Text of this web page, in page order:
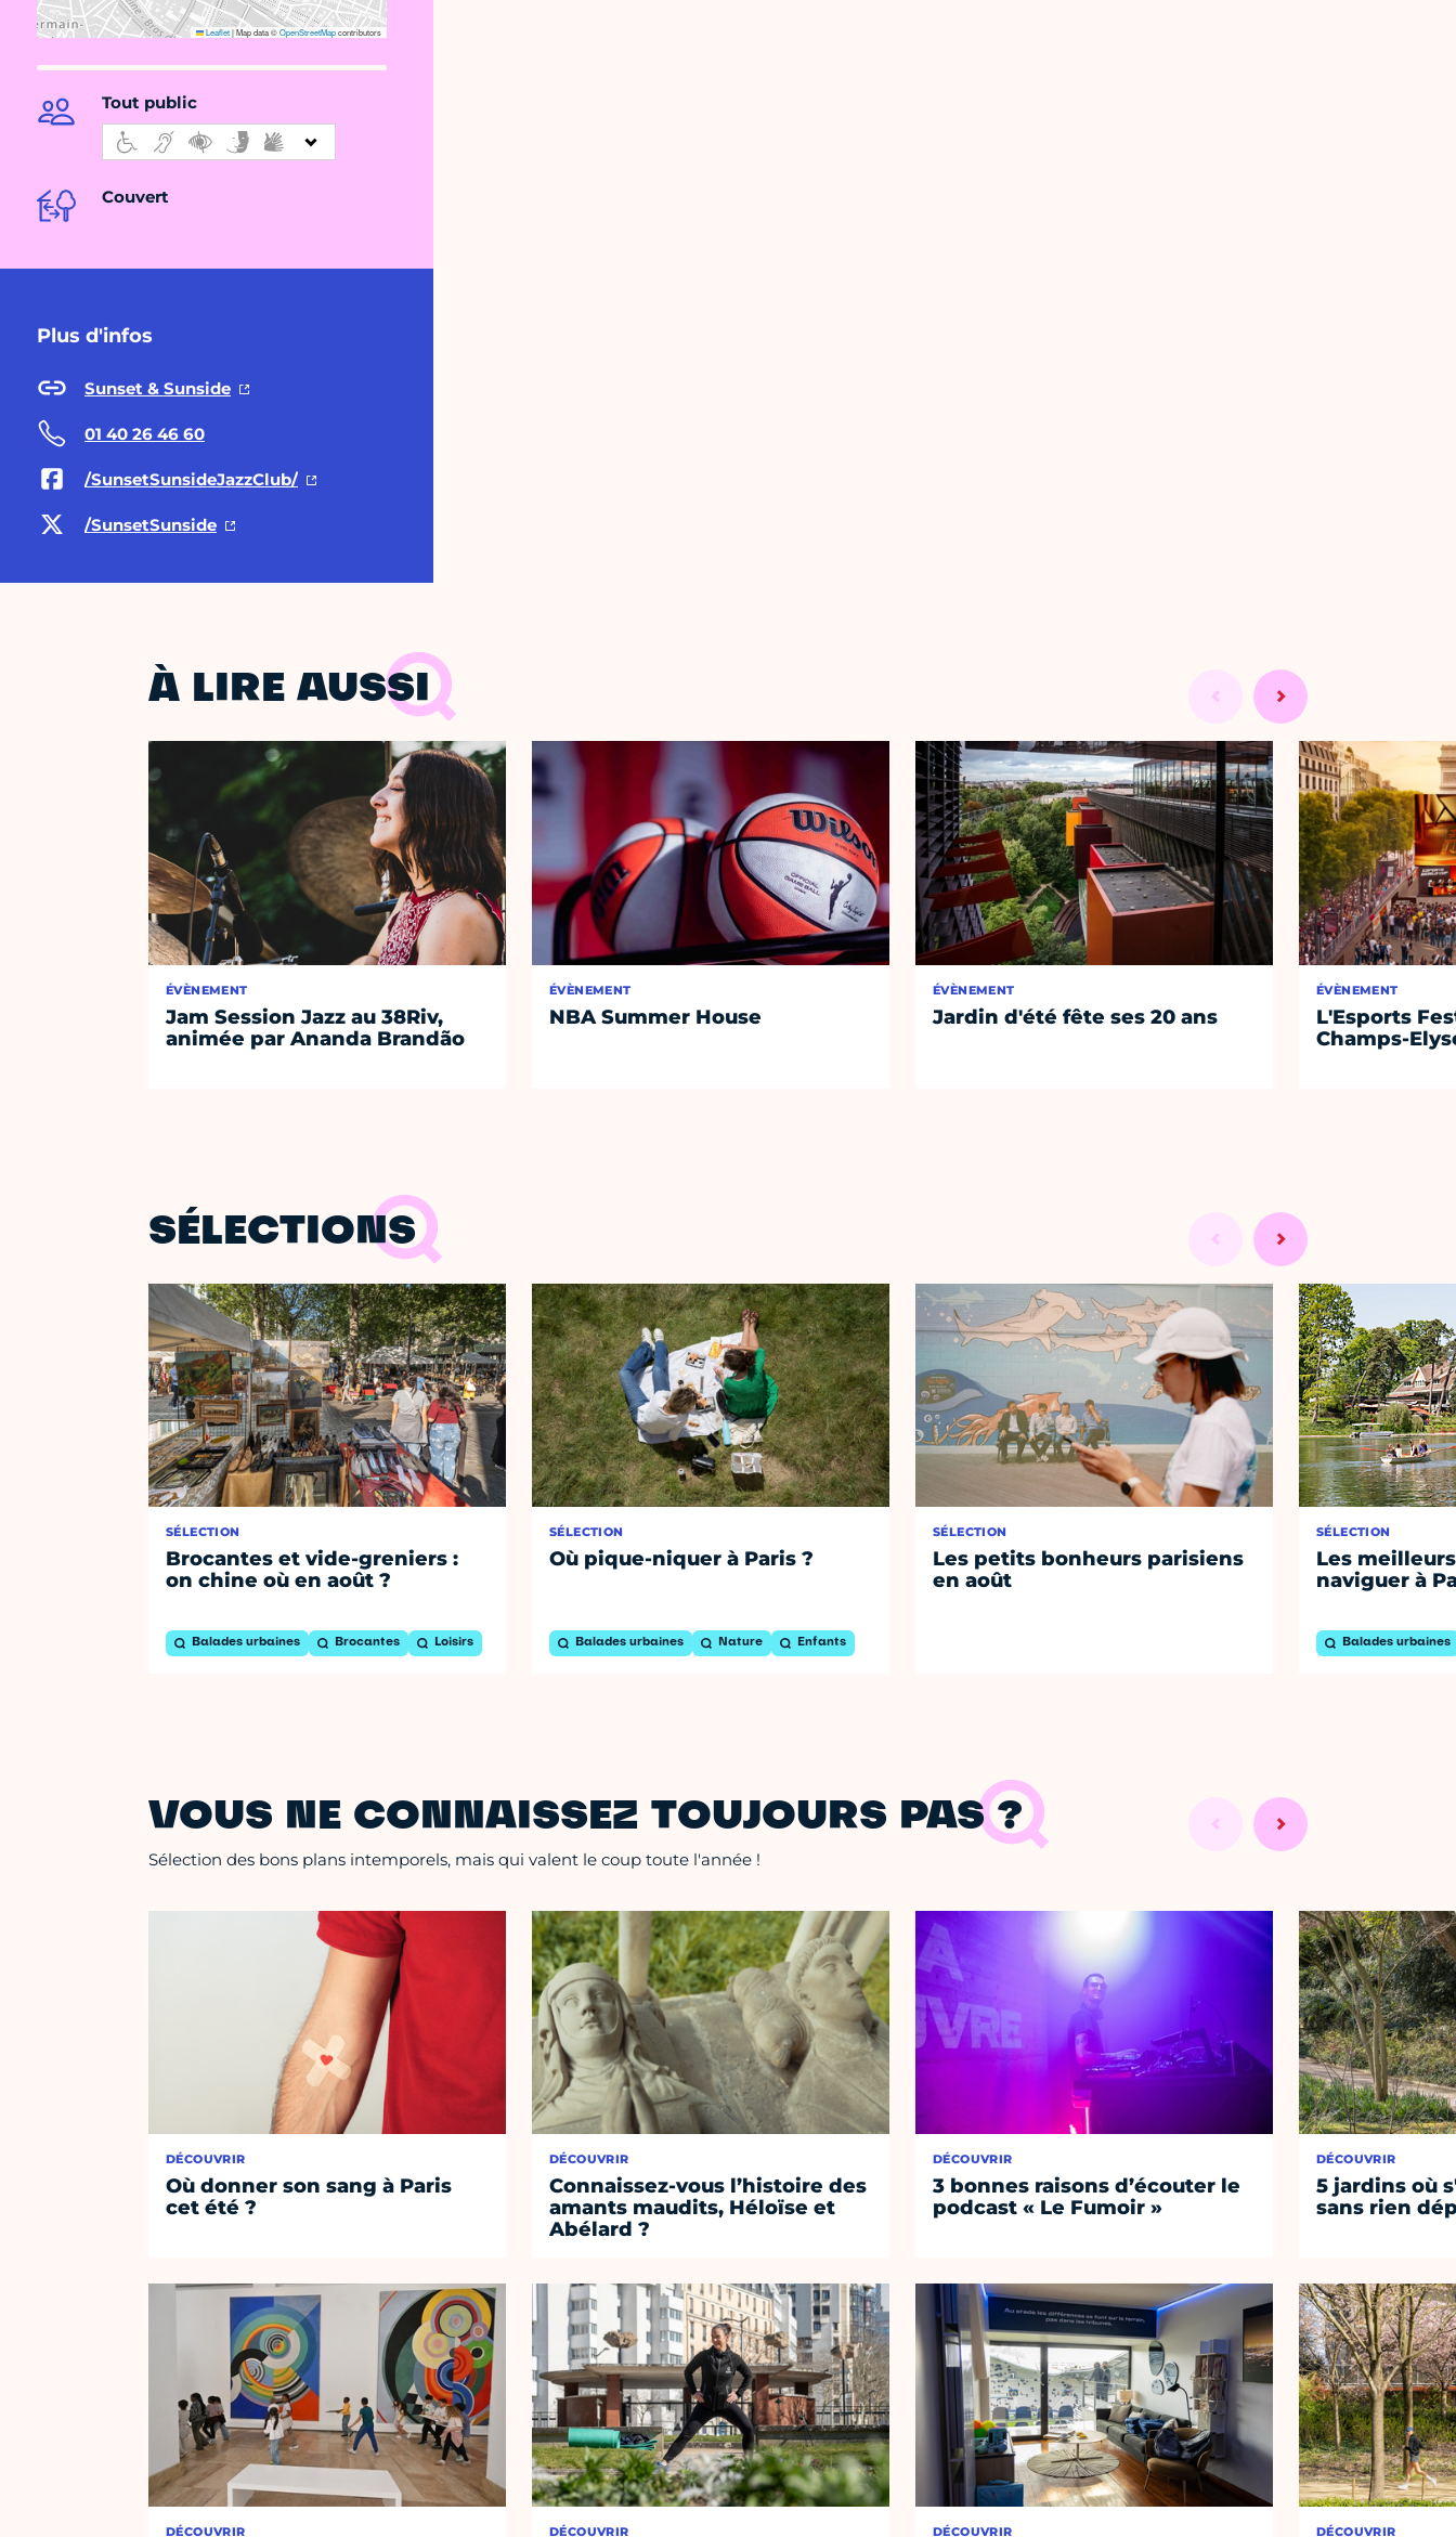
Leaflet|Map data ©OpenStreetMapcontributors
Tout public
Couvert
Plus d'infos
Sunset & Sunside
01 40 26 46 60
/SunsetSunsideJazzClub/
/SunsetSunside
À LIRE AUSSI
ÉVÈNEMENT
Jam Session Jazz au 38Riv,
animée par Ananda Brandão
ÉVÈNEMENT
NBA Summer House
ÉVÈNEMENT
Jardin d'été fête ses 20 ans
ÉVÈNEMENT
L'Esports
Champs-
SÉLECTIONS
SÉLECTION
Brocantes et vide-greniers :
on chine où en août ?
Balades urbaines Brocantes Loisirs
SÉLECTION
Où pique-niquer à Paris ?
Balades urbaines Nature Enfants
SÉLECTION
Les petits bonheurs parisiens
en août
SÉLECTION
Les
naviguer à
Balades urbaines
VOUS NE CONNAISSEZ TOUJOURS PAS ?
Sélection des bons plans intemporels, mais qui valent le coup toute l'année !
DÉCOUVRIR
Où donner son sang à Paris
cet été ?
DÉCOUVRIR
DÉCOUVRIR
Connaissez-vous l’histoire des
amants maudits, Héloïse et
Abélard ?
DÉCOUVRIR
DÉCOUVRIR
3 bonnes raisons d’écouter le
podcast « Le Fumoir »
DÉCOUVRIR
DÉCOUVRIR
5 jardins où
sans rien
DÉCOUVRIR